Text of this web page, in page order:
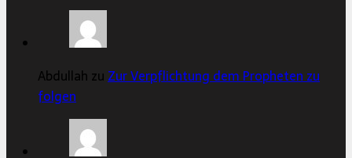
Abdullah zu Zur Verpflichtung dem Propheten zu
folgen